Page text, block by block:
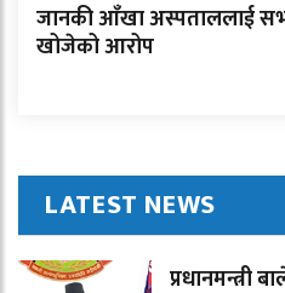
जानकी आँखा अस्पताललाई
खोजेको आरोप
LATEST NEWS
प्रधानमन्त्री